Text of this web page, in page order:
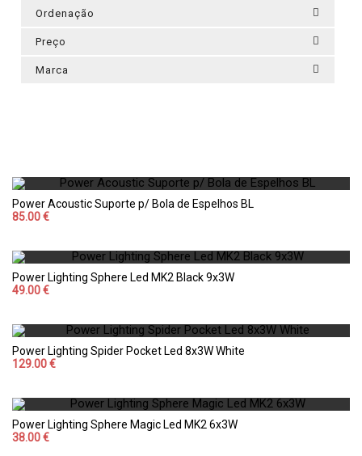
Ordenação
Preço
Marca
Power Acoustic Suporte p/ Bola de Espelhos BL
85.00 €
Power Lighting Sphere Led MK2 Black 9x3W
49.00 €
Power Lighting Spider Pocket Led 8x3W White
129.00 €
Power Lighting Sphere Magic Led MK2 6x3W
38.00 €